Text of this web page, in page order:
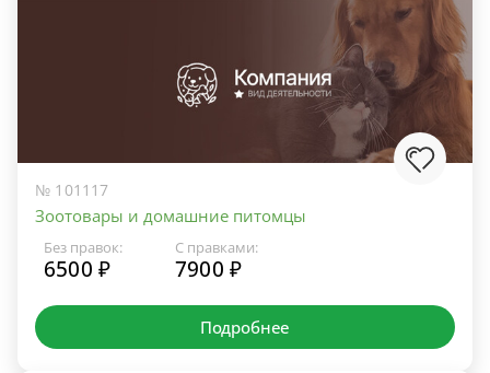
№ 101117
Зоотовары и домашние питомцы
Без правок:
6500 ₽
С правками:
7900 ₽
Подробнее